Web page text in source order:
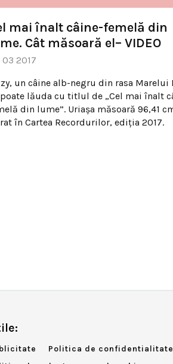
mai înalt câine-femelă din
Cât măsoară el– VIDEO
2017
un câine alb-negru din rasa Marelui
lăuda cu titlul de „Cel mai înalt
din lume”. Uriaşa măsoară 96,41
în Cartea Recordurilor, ediţia 2017.
Politica de confidentialitate